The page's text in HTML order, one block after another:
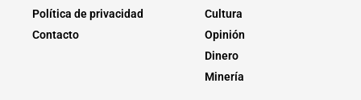
Política de privacidad
Contacto
Cultura
Opinión
Dinero
Minería